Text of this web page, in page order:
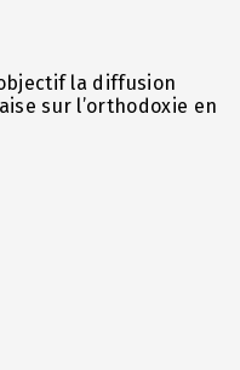
la diffusion
sur l’orthodoxie en